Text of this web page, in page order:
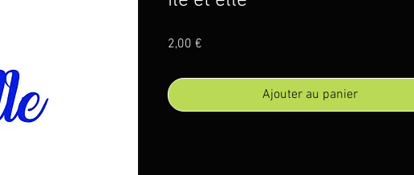
2,00 €Prix
Ajouter au panier